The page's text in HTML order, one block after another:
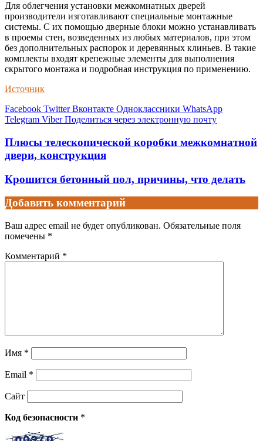
Для облегчения установки межкомнатных дверей
производители изготавливают специальные монтажные
системы. С их помощью дверные блоки можно устанавливать
в проемы стен, возведенных из любых материалов, при этом
без дополнительных распорок и деревянных клиньев. В такие
комплекты входят крепежные элементы для выполнения
скрытого монтажа и подробная инструкция по применению.
Источник
Facebook Twitter Вконтакте Одноклассники WhatsApp
Telegram Viber Поделиться через электронную почту
Плюсы телескопической коробки межкомнатной
двери, конструкция
Крошится бетонный пол, причины, что делать
Добавить комментарий
Ваш адрес email не будет опубликован. Обязательные поля
помечены *
Комментарий *
Имя *
Email *
Сайт
Код безопасности *